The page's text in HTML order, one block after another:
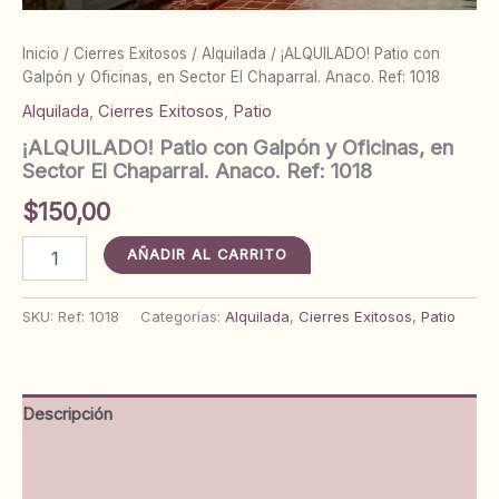
Inicio / Cierres Exitosos / Alquilada / ¡ALQUILADO! Patio con
Galpón y Oficinas, en Sector El Chaparral. Anaco. Ref: 1018
Alquilada, Cierres Exitosos, Patio
¡ALQUILADO! Patio con Galpón y Oficinas, en
Sector El Chaparral. Anaco. Ref: 1018
$150,00
¡ALQUILADO!
Patio
Galpón
Sector
El
AÑADIR AL CARRITO
SKU: Ref: 1018 Categorías: Alquilada, Cierres Exitosos, Patio
Descripción